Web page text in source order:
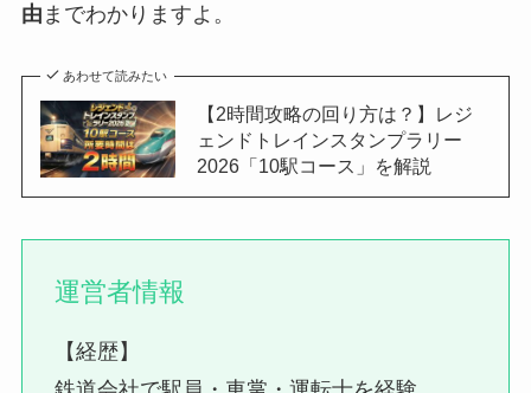
由 までわかりますよ。
あわせて読みたい
【2時間攻略の回り方は？】レジ
ェンドトレインスタンプラリー
2026「10駅コース」を解説
運営者情報
【経歴】